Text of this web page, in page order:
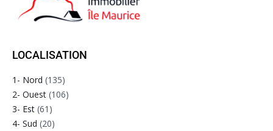
LOCALISATION
1- Nord (135)
2- Ouest (106)
3- Est (61)
4- Sud (20)